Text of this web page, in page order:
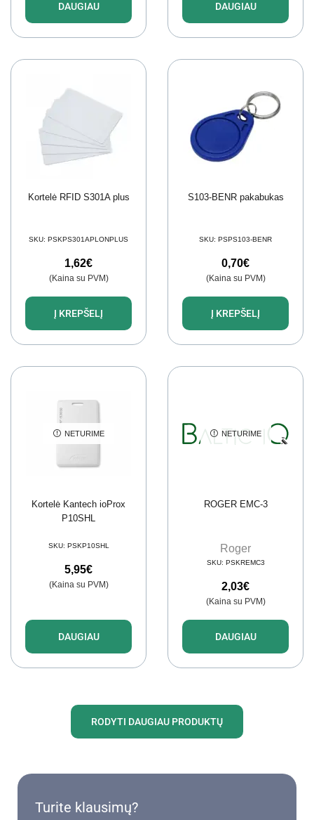
DAUGIAU DAUGIAU
Kortelė RFID S301A plus
SKU: PSKPS301APLONPLUS
1,62€
(Kaina su PVM)
Į KREPŠELĮ
S103-BENR pakabukas
SKU: PSPS103-BENR
0,70€
(Kaina su PVM)
Į KREPŠELĮ
NETURIME
Kortelė Kantech ioProx
P10SHL
SKU: PSKP10SHL
5,95€
(Kaina su PVM)
DAUGIAU
NETURIME
ROGER EMC-3
Roger
SKU: PSKREMC3
2,03€
(Kaina su PVM)
DAUGIAU
RODYTI DAUGIAU PRODUKTŲ
Turite klausimų?